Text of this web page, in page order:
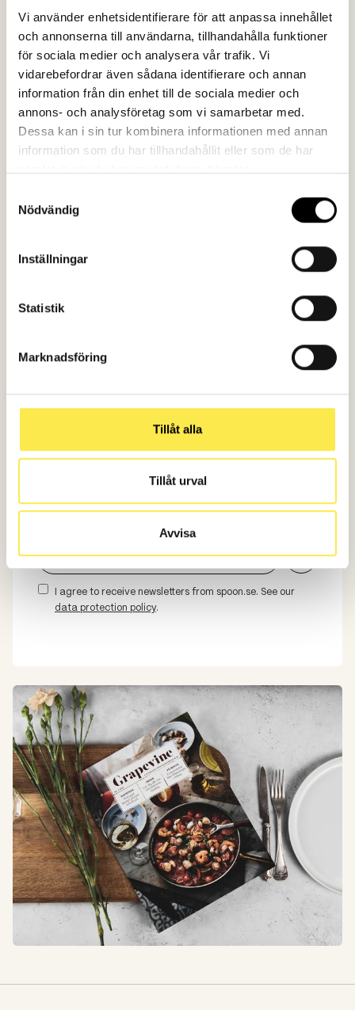
Vi använder enhetsidentifierare för att anpassa innehållet
och annonserna till användarna, tillhandahålla funktioner
för sociala medier och analysera vår trafik. Vi
vidarebefordrar även sådana identifierare och annan
information från din enhet till de sociala medier och
annons- och analysföretag som vi samarbetar med.
Dessa kan i sin tur kombinera informationen med annan
information som du har tillhandahållit eller som de har
Nödvändig
Inställningar
Statistik
Marknadsföring
Tillåt alla
Tillåt urval
Avvisa
Case
Storytelling fick
söka till Röda
Insikt
Sociala
medietrender 2026:
från räckvidd till
Subscribe to our newsletter
Inspiration, knowledge, and the latest
I agree to receive newsletters from spoon.se. See our
data protection policy.